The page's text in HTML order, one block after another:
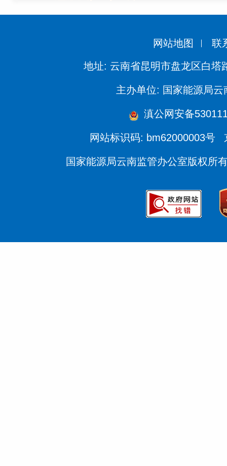
网站地图 联
地址: 云南省昆明市盘龙区白塔
主办单位: 国家能源局云
滇公网安备
网站标识码: bm62000003号
国家能源局云南监管办公室版权所